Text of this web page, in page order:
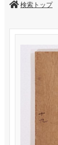
検索トップ